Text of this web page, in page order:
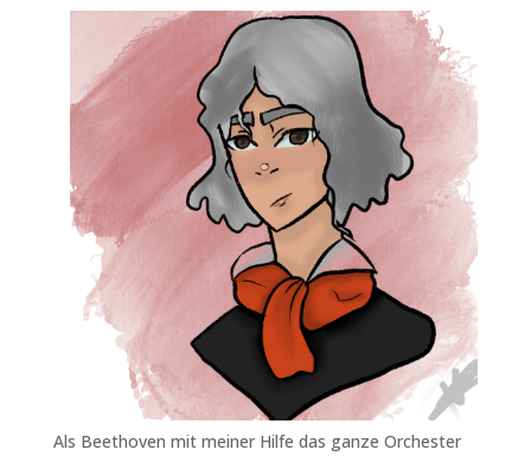
Als Beethoven mit meiner Hilfe das ganze Orchester